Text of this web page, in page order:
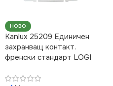
НОВО
Kanlux 25209 Единичен
захранващ контакт.
френски стандарт LOGI